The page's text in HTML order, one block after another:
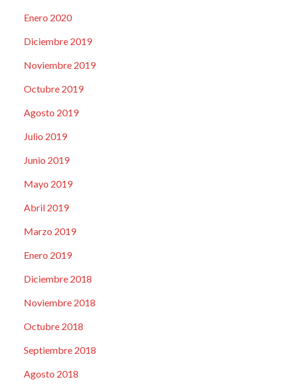
Enero 2020
Diciembre 2019
Noviembre 2019
Octubre 2019
Agosto 2019
Julio 2019
Junio 2019
Mayo 2019
Abril 2019
Marzo 2019
Enero 2019
Diciembre 2018
Noviembre 2018
Octubre 2018
Septiembre 2018
Agosto 2018